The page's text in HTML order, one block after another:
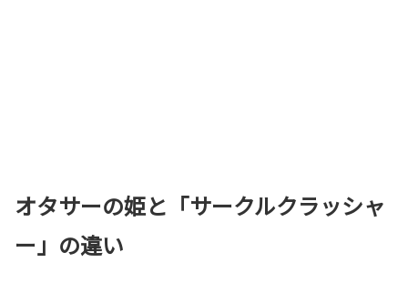
オタサーの姫と「サークルクラッシャ
ー」の違い